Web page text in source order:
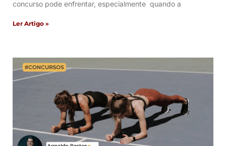
concurso pode enfrentar, especialmente quando a
Ler Artigo »